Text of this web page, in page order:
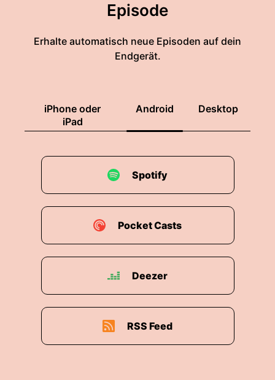
Episode
Erhalte automatisch neue Episoden auf dein
Endgerät.
iPhone oder
iPad
Android Desktop
Spotify
Pocket Casts
Deezer
RSS Feed